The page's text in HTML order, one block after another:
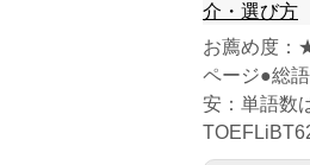
介・選び方
お薦め度
ページ●総
安：単語数